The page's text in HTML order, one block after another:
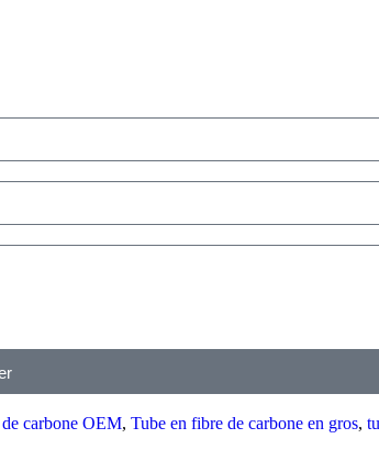
carbone OEM, Tube en fibre de carbone en gros,